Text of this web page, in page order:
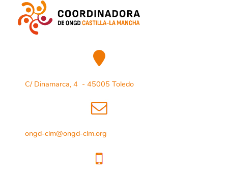
C/ Dinamarca, 4 - 45005 Toledo
ongd-clm@ongd-clm.org